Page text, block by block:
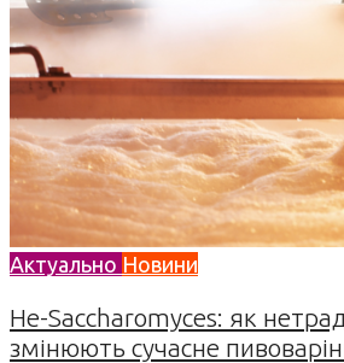
Актуально Новини
Не-Saccharomyces: як
змінюють сучасне